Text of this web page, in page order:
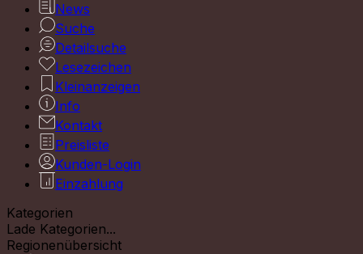
News
Suche
Detailsuche
Lesezeichen
Kleinanzeigen
Info
Kontakt
Preisliste
Kunden-Login
Einzahlung
Kategorien
Lade Kategorien...
Regionenübersicht